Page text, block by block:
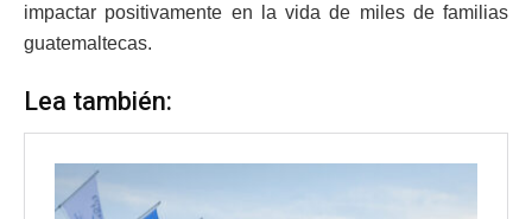
impactar positivamente en la vida de miles de familias
guatemaltecas.
Lea también: